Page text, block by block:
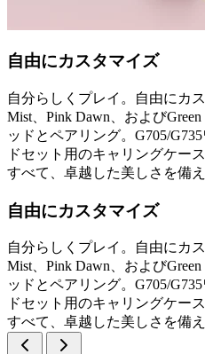
自由にカスタマイズ
自分らしくプレイ。自由にカ
Mist、Pink Dawn、および
ッドとペアリング。G705/
ドセット用のキャリングケー
すべて、卓越した美しさを備え
自由にカスタマイズ
自分らしくプレイ。自由にカ
Mist、Pink Dawn、および
ッドとペアリング。G705/
ドセット用のキャリングケー
すべて、卓越した美しさを備え